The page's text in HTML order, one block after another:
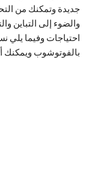
جديدة وتمكنك من
والضوء إلى التباين
احتياجات وفيما يلي
بالفوتوشوب ويمكنك